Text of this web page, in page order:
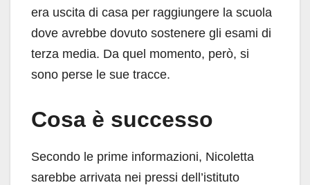
era uscita di casa per raggiungere la scuola
dove avrebbe dovuto sostenere gli esami di
terza media. Da quel momento, però, si
sono perse le sue tracce.
Cosa è successo
Secondo le prime informazioni, Nicoletta
sarebbe arrivata nei pressi dell’istituto